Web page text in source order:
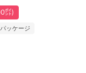
㌽)
ッケージ